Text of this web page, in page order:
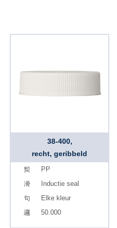
38-400,
recht, geribbeld
PP
Inductie seal
Elke kleur
50.000